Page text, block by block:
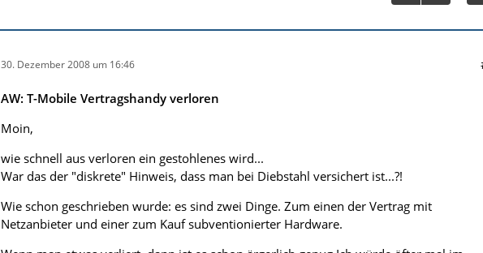
30. Dezember 2008 um 16:46
AW: T-Mobile Vertragshandy verloren
Moin,
wie schnell aus verloren ein gestohlenes wird...
War das der "diskrete" Hinweis, dass man bei Diebstahl versichert ist...?!
Wie schon geschrieben wurde: es sind zwei Dinge. Zum einen der Vertrag mit
Netzanbieter und einer zum Kauf subventionierter Hardware.